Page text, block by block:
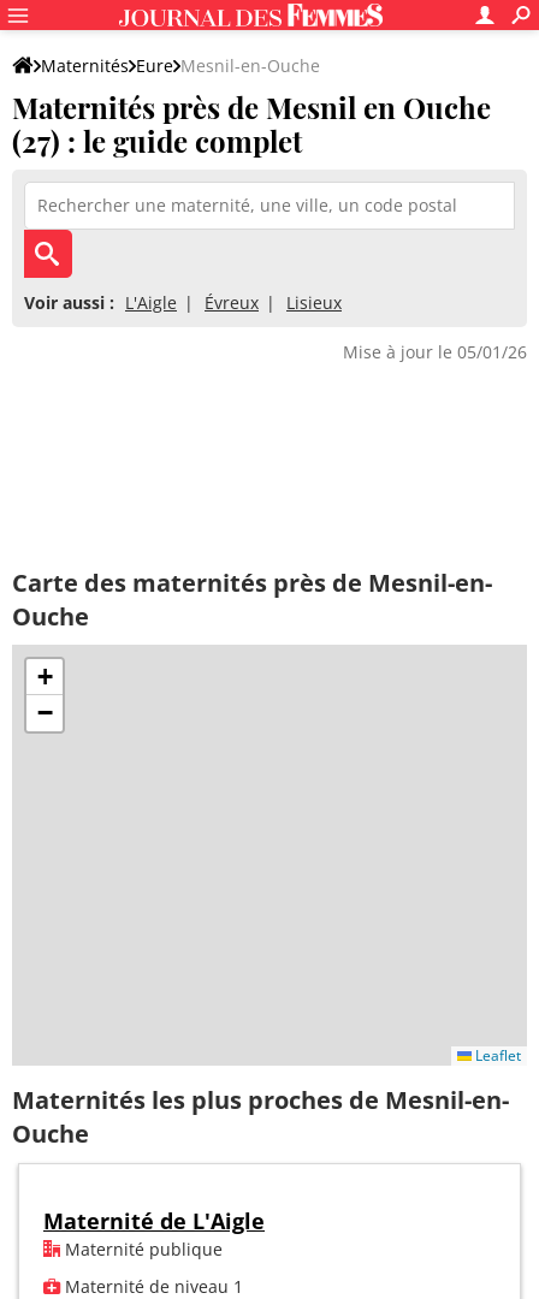
Maternités Eure Mesnil-en-Ouche
Maternités près de Mesnil en Ouche
(27) : le guide complet
Voir aussi : L'Aigle Évreux Lisieux
Mise à jour le 05/01/26
Carte des maternités près de Mesnil-en-
Ouche
+
−
Leaflet
Maternités les plus proches de Mesnil-en-
Ouche
Maternité de L'Aigle
Maternité publique
Maternité de niveau 1